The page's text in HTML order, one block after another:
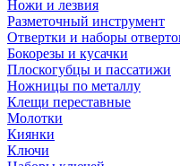
Ножи и лезвия
Разметочный инструмент
Отвертки и наборы
Бокорезы и кусачки
Плоскогубцы и пассатижи
Ножницы по металлу
Клещи переставные
Молотки
Киянки
Ключи